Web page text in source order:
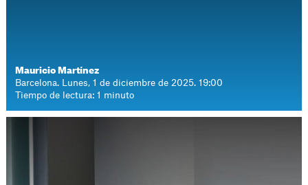
Mauricio Martínez
Barcelona. Lunes, 1 de diciembre de 2025. 19:00
Tiempo de lectura: 1 minuto